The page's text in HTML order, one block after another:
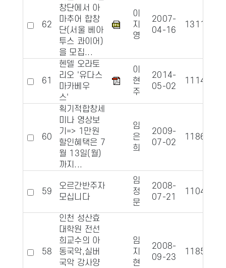
62
창단에서 아
마추어 합창
단(서울 베아
투스 콰이어)
을 모집...
이
지
영
2007-
04-16
13119
61
헨델 오라토
리오 '유다스
마카베우
스'
이
현
주
2014-
05-02
11141
60
획기적합창세
미나 영상보
기=> 1만원
할인혜택은 7
월 13일(월)
까지...
임
은
희
2009-
07-02
11862
59
오르간반주자
모십니다
임
정
문
2008-
07-21
11042
58
인천 성산효
대학원 전선
희교수의 아
동국악,실버
국악 강사양
임
지
현
2008-
09-23
11857